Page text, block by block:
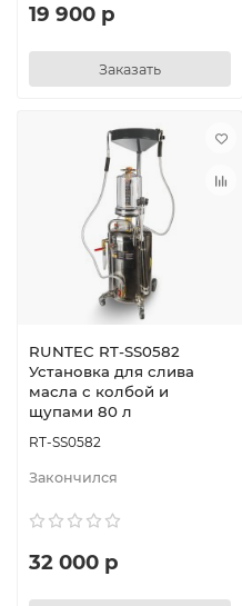
19 900 р
Заказать
RUNTEC RT-SS0582
Установка для слива
масла с колбой и
щупами 80 л
RT-SS0582
Закончился
32 000 р